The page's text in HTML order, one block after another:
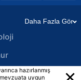
Daha Fazla Gör
Haberlerhazırlanmış
uygun